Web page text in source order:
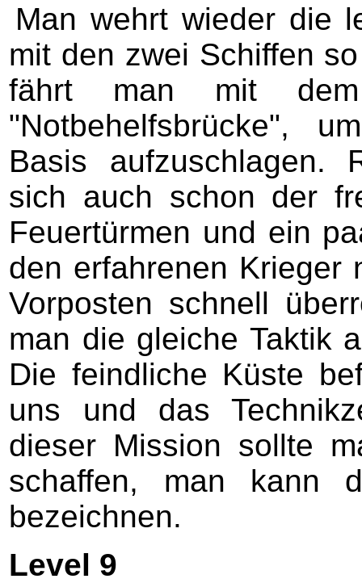
Man wehrt wieder die
mit den zwei Schiffen
fährt man mit
"Notbehelfsbrücke",
Basis aufzuschlagen.
sich auch schon der
Feuertürmen und ein
den erfahrenen Krieger
Vorposten schnell
man die gleiche Taktik
Die feindliche Küste
uns und das
dieser Mission sollte
schaffen, man kann
bezeichnen.
Level 9